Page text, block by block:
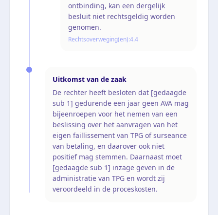
ontbinding, kan een dergelijk
besluit niet rechtsgeldig worden
genomen.
Rechtsoverweging(en):4.4
Uitkomst van de zaak
De rechter heeft besloten dat [gedaagde
sub 1] gedurende een jaar geen AVA mag
bijeenroepen voor het nemen van een
beslissing over het aanvragen van het
eigen faillissement van TPG of surseance
van betaling, en daarover ook niet
positief mag stemmen. Daarnaast moet
[gedaagde sub 1] inzage geven in de
administratie van TPG en wordt zij
veroordeeld in de proceskosten.